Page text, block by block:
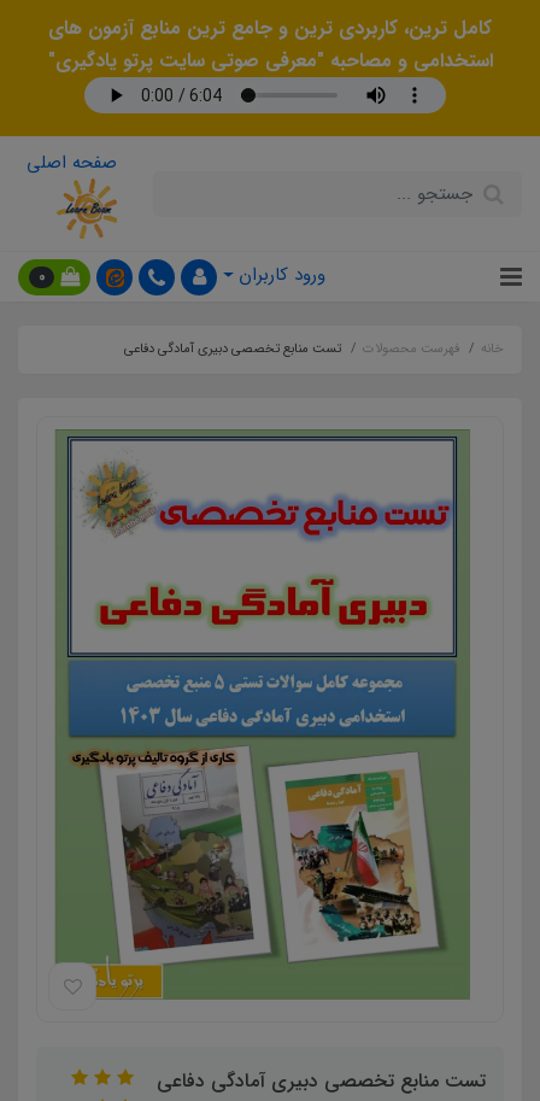
کامل ترین، کاربردی ترین و جامع ترین منابع آزمون های
استخدامی و مصاحبه "معرفی صوتی سایت پرتو یادگیری"
صفحه اصلی
ورود کاربران 0
خانه فهرست محصولات تست منابع تخصصی دبیری آمادگی دفاعی
تست منابع تخصصی دبیری آمادگی دفاعی